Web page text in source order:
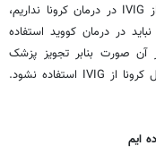
بنابراین از آنجایی که مدارک کافی برای استفاده از IVIG در درمان کرونا نداریم،
در درمان کووید استفاده
صورت بنابر تجویز پزشک
ممنوع نیست؛ ما اعلام کردیم که در درمان معمول کرونا از IVIG استفاده نشود.
ایم